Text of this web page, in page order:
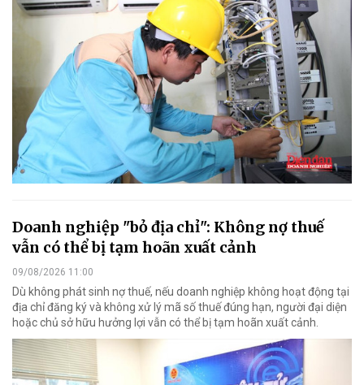
Doanh nghiệp "bỏ địa chỉ": Không nợ thuế
vẫn có thể bị tạm hoãn xuất cảnh
09/08/2026 11:00
Dù không phát sinh nợ thuế, nếu doanh nghiệp không hoạt động tại
địa chỉ đăng ký và không xử lý mã số thuế đúng hạn, người đại diện
hoặc chủ sở hữu hưởng lợi vẫn có thể bị tạm hoãn xuất cảnh.